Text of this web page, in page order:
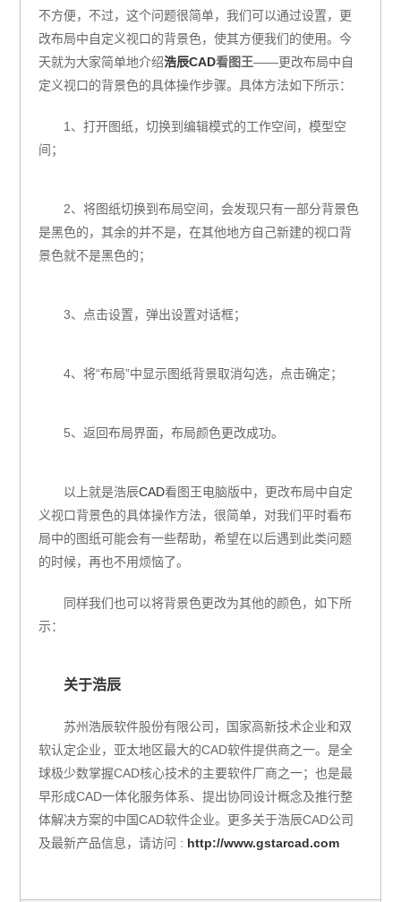
不方便，不过，这个问题很简单，我们可以通过设置，更
改布局中自定义视口的背景色，使其方便我们的使用。今
天就为大家简单地介绍浩辰CAD看图王——更改布局中自
定义视口的背景色的具体操作步骤。具体方法如下所示：
1、打开图纸，切换到编辑模式的工作空间，模型空
间；
2、将图纸切换到布局空间，会发现只有一部分背景色
是黑色的，其余的并不是，在其他地方自己新建的视口背
景色就不是黑色的；
3、点击设置，弹出设置对话框；
4、将“布局”中显示图纸背景取消勾选，点击确定；
5、返回布局界面，布局颜色更改成功。
以上就是浩辰CAD看图王电脑版中，更改布局中自定
义视口背景色的具体操作方法，很简单，对我们平时看布
局中的图纸可能会有一些帮助，希望在以后遇到此类问题
的时候，再也不用烦恼了。
同样我们也可以将背景色更改为其他的颜色，如下所
示：
关于浩辰
苏州浩辰软件股份有限公司，国家高新技术企业和双
软认定企业，亚太地区最大的CAD软件提供商之一。是全
球极少数掌握CAD核心技术的主要软件厂商之一；也是最
早形成CAD一体化服务体系、提出协同设计概念及推行整
体解决方案的中国CAD软件企业。更多关于浩辰CAD公司
及最新产品信息，请访问 : http://www.gstarcad.com